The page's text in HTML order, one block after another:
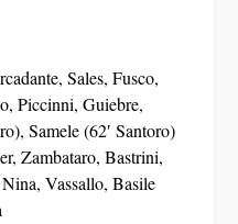
Sales, Fusco,
Piccinni, Guiebre,
Samele (62′ Santoro)
Zambataro, Bastrini,
Vassallo, Basile